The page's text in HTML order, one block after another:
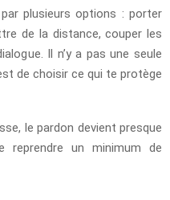
plusieurs options : porter
de la distance, couper les
Il n’y a pas une seule
de choisir ce qui te protège
le pardon devient presque
un minimum de